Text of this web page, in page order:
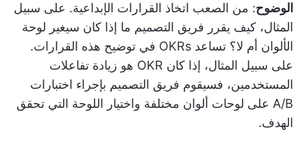
الوضوح: من الصعب اتخاذ القرارات الإبداعية. على سبيل
المثال، كيف يقرر فريق التصميم ما إذا كان سيغير لوحة
الألوان أم لا؟ تساعد OKRs في توضيح هذه القرارات.
على سبيل المثال، إذا كان OKR هو زيادة تفاعلات
المستخدمين، فسيقوم فريق التصميم بإجراء اختبارات
A/B على لوحات ألوان مختلفة واختيار اللوحة التي تحقق
الهدف.